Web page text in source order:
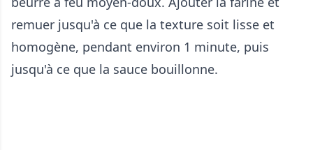
remuer jusqu'à ce que la texture soit lisse et
homogène, pendant environ 1 minute, puis
jusqu'à ce que la sauce bouillonne.